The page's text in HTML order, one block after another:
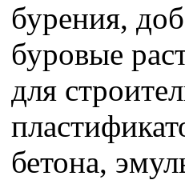
бурения,
буровые
для
бетона,